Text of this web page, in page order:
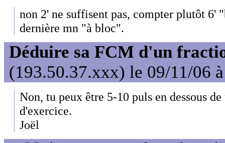
non 2' ne suffisent pas, compter plutôt 6'
dernière mn "à bloc".
Déduire sa FCM d'un
(193.50.37.xxx) le 09/11/06
Non, tu peux être 5-10 puls en dessous
d'exercice.
Joël